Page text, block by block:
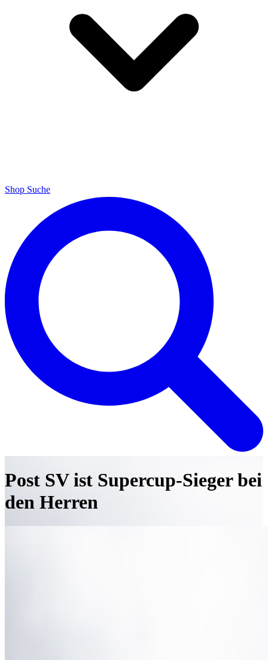
Shop Suche
Post SV ist Supercup-Sieger bei
den Herren